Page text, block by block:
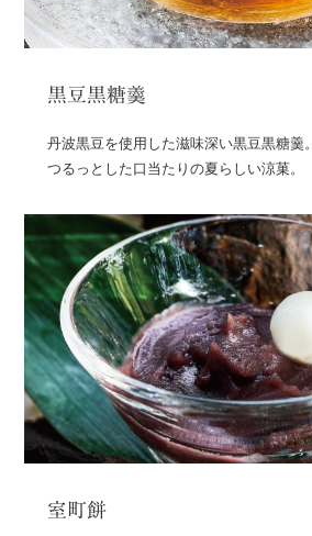
黒豆黒糖羹
丹波黒豆を使用した滋味深い黒豆黒糖羹。
つるっとした口当たりの夏らしい涼菓。
室町餅